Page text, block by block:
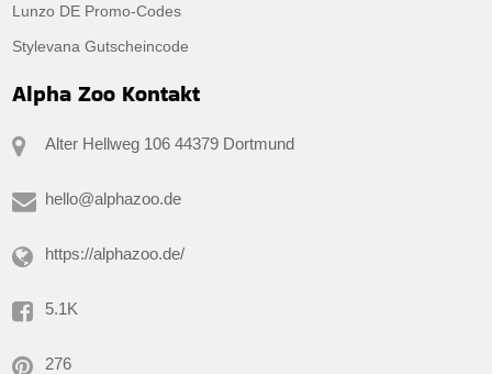
Lunzo DE Promo-Codes
Stylevana Gutscheincode
Alpha Zoo Kontakt
Alter Hellweg 106 44379 Dortmund
hello@alphazoo.de
https://alphazoo.de/
5.1K
276